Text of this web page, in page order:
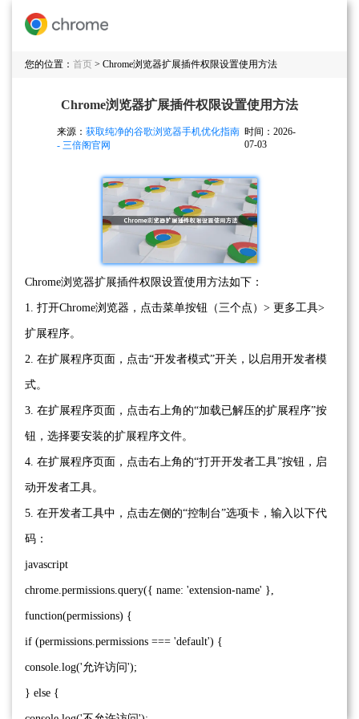
您的位置： 首页 > Chrome浏览器扩展插件权限设置使用方法
Chrome浏览器扩展插件权限设置使用方法
来源： 获取纯净的谷歌浏览器手机优化指南
- 三倍阁官网
时间：2026-
07-03
Chrome浏览器扩展插件权限设置使用方法如下：
1. 打开Chrome浏览器，点击菜单按钮（三个点）> 更多工具>
扩展程序。
2. 在扩展程序页面，点击“开发者模式”开关，以启用开发者模
式。
3. 在扩展程序页面，点击右上角的“加载已解压的扩展程序”按
钮，选择要安装的扩展程序文件。
4. 在扩展程序页面，点击右上角的“打开开发者工具”按钮，启
动开发者工具。
5. 在开发者工具中，点击左侧的“控制台”选项卡，输入以下代
码：
javascript
chrome.permissions.query({ name: 'extension-name' },
function(permissions) {
if (permissions.permissions === 'default') {
console.log('允许访问');
} else {